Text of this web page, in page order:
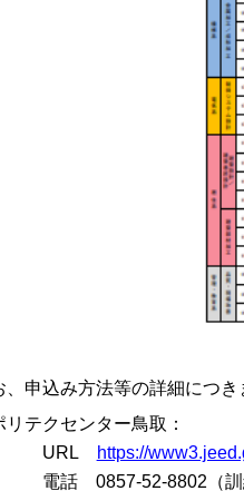
、申込み方法等の詳細につ
テクセンター鳥取：
https://
0857-52-8802（訓練